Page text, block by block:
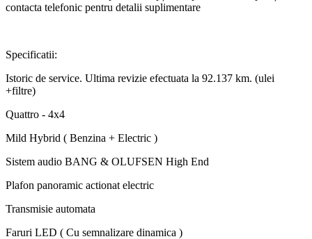
contacta telefonic pentru detalii suplimentare
Specificatii:
Istoric de service. Ultima revizie efectuata la 92.137 km. (ulei
+filtre)
Quattro - 4x4
Mild Hybrid ( Benzina + Electric )
Sistem audio BANG & OLUFSEN High End
Plafon panoramic actionat electric
Transmisie automata
Faruri LED ( Cu semnalizare dinamica )